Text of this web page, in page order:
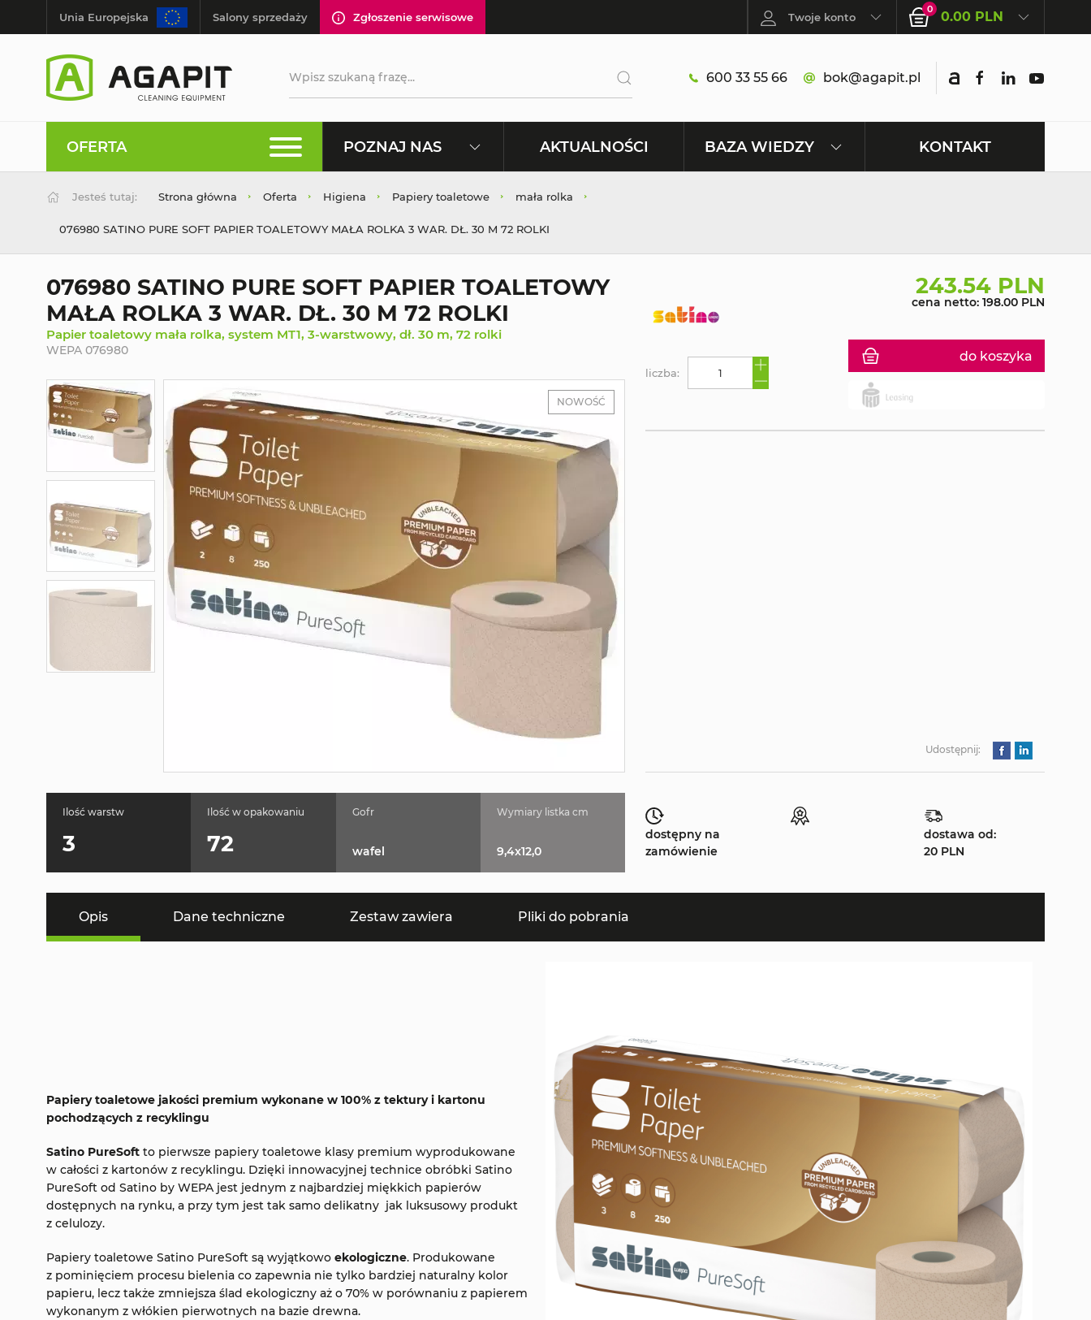
Unia Europejska Salony sprzedaży Zgłoszenie serwisowe Twoje konto
0 0.00 PLN
600 33 55 66 bok@agapit.pl
OFERTA POZNAJ NAS AKTUALNOŚCI BAZA WIEDZY KONTAKT
Jesteś tutaj: Strona główna Oferta Higiena Papiery toaletowe mała rolka
076980 SATINO PURE SOFT PAPIER TOALETOWY MAŁA ROLKA 3 WAR. DŁ. 30 M 72 ROLKI
076980 SATINO PURE SOFT PAPIER TOALETOWY
MAŁA ROLKA 3 WAR. DŁ. 30 M 72 ROLKI
Papier toaletowy mała rolka, system MT1, 3-warstwowy, dł. 30 m, 72 rolki
WEPA 076980
NOWOŚĆ
243.54 PLN
cena netto: 198.00 PLN
do koszyka
liczba:
Udostępnij:
Ilość warstw
3
Ilość w opakowaniu
72
Gofr
wafel
Wymiary listka cm
9,4x12,0
dostępny na
zamówienie
dostawa od:
20 PLN
Opis Dane techniczne Zestaw zawiera Pliki do pobrania
Papiery toaletowe jakości premium wykonane w 100% z tektury i kartonu
pochodzących z recyklingu
Satino PureSoft to pierwsze papiery toaletowe klasy premium wyprodukowane
w całości z kartonów z recyklingu. Dzięki innowacyjnej technice obróbki Satino
PureSoft od Satino by WEPA jest jednym z najbardziej miękkich papierów
dostępnych na rynku, a przy tym jest tak samo delikatny jak luksusowy produkt
z celulozy.
Papiery toaletowe Satino PureSoft są wyjątkowo ekologiczne. Produkowane
z pominięciem procesu bielenia co zapewnia nie tylko bardziej naturalny kolor
papieru, lecz także zmniejsza ślad ekologiczny aż o 70% w porównaniu z papierem
wykonanym z włókien pierwotnych na bazie drewna.